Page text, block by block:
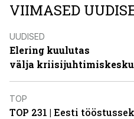
VIIMASED
UUDISED
Elering kuulutas
välja
TOP
TOP 231 | Eesti